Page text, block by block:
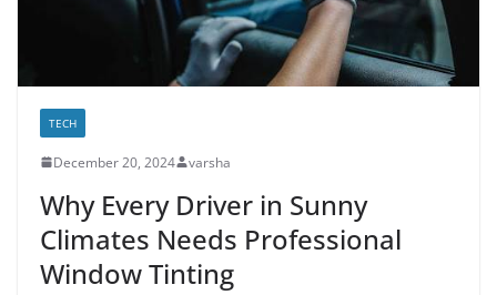
TECH
December 20, 2024 varsha
Why Every Driver in Sunny
Climates Needs Professional
Window Tinting